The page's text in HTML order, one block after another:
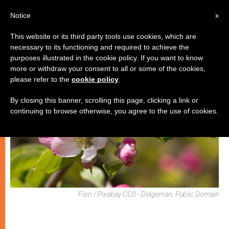
SPIRITUALITÀ E PREGHIERA
Fiori / Pixabay CC0 - Didgeman, Public Domain
x
Notice
This website or its third party tools use cookies, which are
necessary to its functioning and required to achieve the
purposes illustrated in the cookie policy. If you want to know
more or withdraw your consent to all or some of the cookies,
please refer to the cookie policy
By closing this banner, scrolling this page, clicking a link or
continuing to browse otherwise, you agree to the use of cookies.